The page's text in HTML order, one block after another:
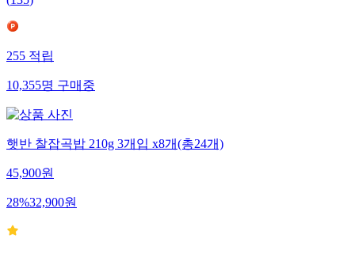
255적립
10,355명구매중
햇반 찰잡곡밥 210g 3개입 x8개(총24개)
45,900원
28%32,900원